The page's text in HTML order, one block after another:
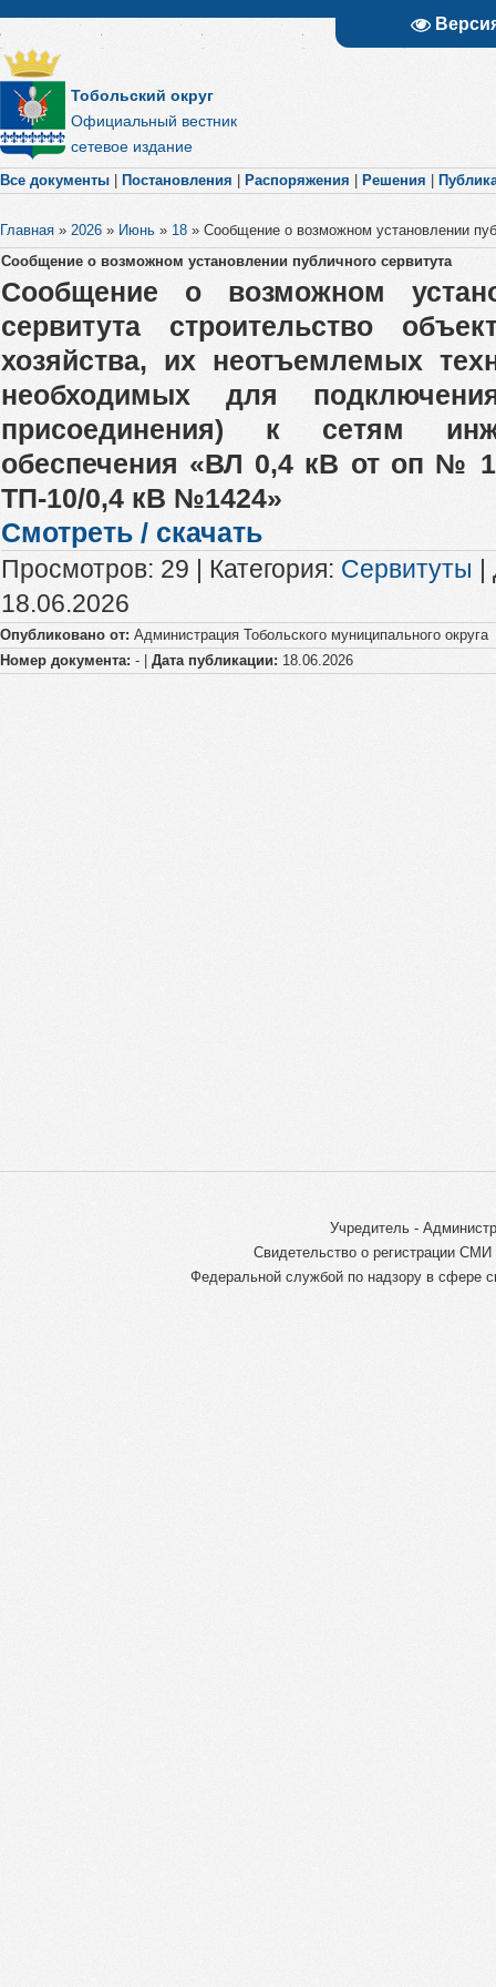
Тобольский округ
Официальный вестник
сетевое издание
Все документы Постановления Распоряжения Решения
Главная » 2026 » Июнь » 18 » Сообщение о возможном установлении
Сообщение о возможном установлении публичного сервитута
Сообщение о возможном
сервитута строительство
хозяйства, их неотъемлемых
необходимых для подключения
присоединения) к сетям
обеспечения «ВЛ 0,4 кВ от оп №
ТП-10/0,4 кВ №1424»
Смотреть / скачать
Просмотров: 29 | Категория: Сервитуты |
18.06.2026
Опубликовано от: Администрация Тобольского муниципального округа
Номер документа: - | Дата публикации: 18.06.2026
Учредитель -
Свидетельство о регистрации
Федеральной службой по надзору в сфере